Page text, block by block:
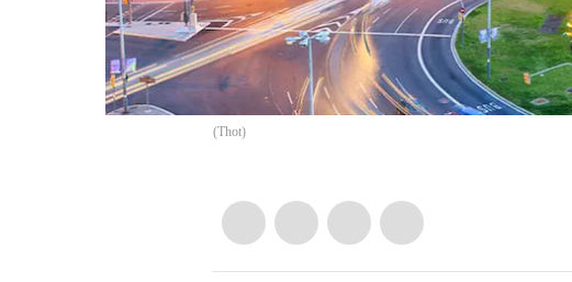
(Thot)